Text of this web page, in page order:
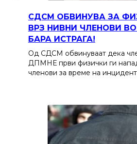
СДСМ ОБВИНУВА ЗА
ВРЗ НИВНИ ЧЛЕНОВИ
БАРА ИСТРАГА!
Од СДСМ обвинуваат дека
ДПМНЕ први физички ги
членови за време на